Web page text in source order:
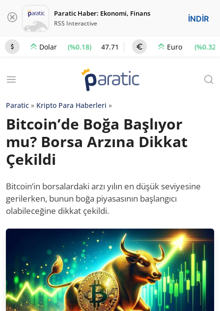
Paratic Haber: Ekonomi, Finans
RSS Interactive İNDİR
Dolar (%0.18) 47.71 Euro (%0.32)
Paratic » Kripto Para Haberleri »
Bitcoin’de Boğa Başlıyor
mu? Borsa Arzına Dikkat
Çekildi
Bitcoin’in borsalardaki arzı yılın en düşük seviyesine
gerilerken, bunun boğa piyasasının başlangıcı
olabileceğine dikkat çekildi.